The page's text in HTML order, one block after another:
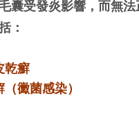
囊受發炎影響，而無法
：
乾癬
（黴菌感染）